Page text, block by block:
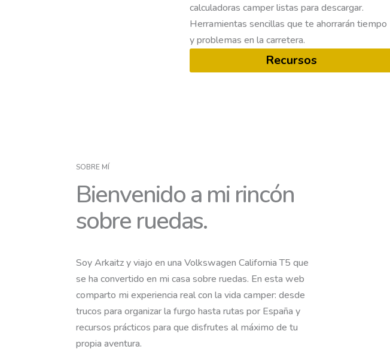
calculadoras camper listas para descargar.
Herramientas sencillas que te ahorrarán tiempo
y problemas en la carretera.
Recursos
SOBRE MÍ
Bienvenido a mi rincón
sobre ruedas.
Soy Arkaitz y viajo en una Volkswagen California T5 que
se ha convertido en mi casa sobre ruedas. En esta web
comparto mi experiencia real con la vida camper: desde
trucos para organizar la furgo hasta rutas por España y
recursos prácticos para que disfrutes al máximo de tu
propia aventura.